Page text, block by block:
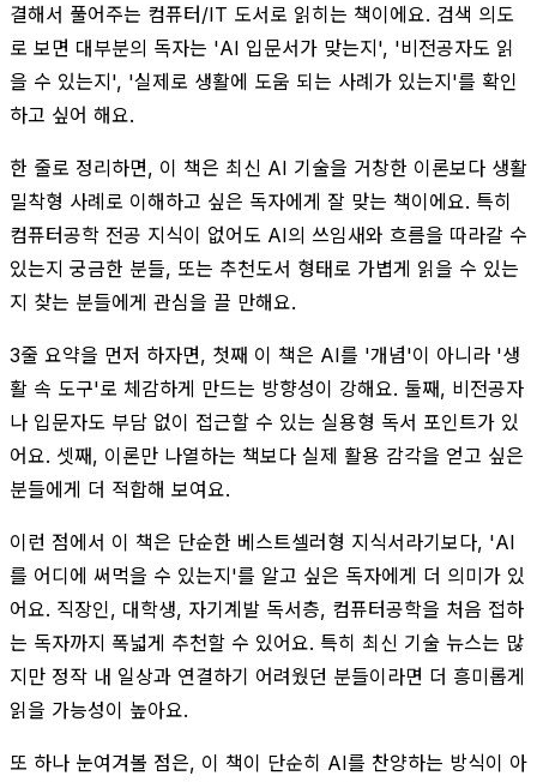
결해서 풀어주는 컴퓨터/IT 도서로 읽히는 책이에요. 검색 의도
로 보면 대부분의 독자는 'AI 입문서가 맞는지', '비전공자도 읽
을 수 있는지', '실제로 생활에 도움 되는 사례가 있는지'를 확인
하고 싶어 해요.
한 줄로 정리하면, 이 책은 최신 AI 기술을 거창한 이론보다 생활
밀착형 사례로 이해하고 싶은 독자에게 잘 맞는 책이에요. 특히
컴퓨터공학 전공 지식이 없어도 AI의 쓰임새와 흐름을 따라갈 수
있는지 궁금한 분들, 또는 추천도서 형태로 가볍게 읽을 수 있는
지 찾는 분들에게 관심을 끌 만해요.
3줄 요약을 먼저 하자면, 첫째 이 책은 AI를 '개념'이 아니라 '생
활 속 도구'로 체감하게 만드는 방향성이 강해요. 둘째, 비전공자
나 입문자도 부담 없이 접근할 수 있는 실용형 독서 포인트가 있
어요. 셋째, 이론만 나열하는 책보다 실제 활용 감각을 얻고 싶은
분들에게 더 적합해 보여요.
이런 점에서 이 책은 단순한 베스트셀러형 지식서라기보다, 'AI
를 어디에 써먹을 수 있는지'를 알고 싶은 독자에게 더 의미가 있
어요. 직장인, 대학생, 자기계발 독서층, 컴퓨터공학을 처음 접하
는 독자까지 폭넓게 추천할 수 있어요. 특히 최신 기술 뉴스는 많
지만 정작 내 일상과 연결하기 어려웠던 분들이라면 더 흥미롭게
읽을 가능성이 높아요.
또 하나 눈여겨볼 점은, 이 책이 단순히 AI를 찬양하는 방식이 아